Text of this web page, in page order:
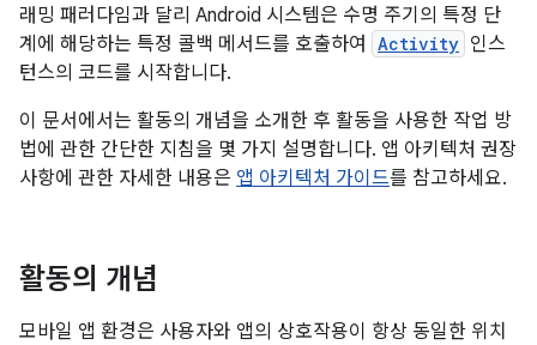
래밍 패러다임과 달리 Android 시스템은 수명 주기의 특정 단
계에 해당하는 특정 콜백 메서드를 호출하여
Activity 인스
턴스의 코드를 시작합니다.
이 문서에서는 활동의 개념을 소개한 후 활동을 사용한 작업 방
법에 관한 간단한 지침을 몇 가지 설명합니다. 앱 아키텍처 권장
사항에 관한 자세한 내용은 앱 아키텍처 가이드를 참고하세요.
활동의 개념
모바일 앱 환경은 사용자와 앱의 상호작용이 항상 동일한 위치